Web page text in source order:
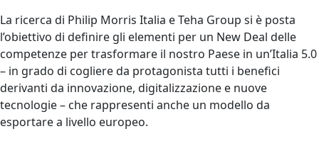
La ricerca di Philip Morris Italia e Teha Group si è posta
l’obiettivo di definire gli elementi per un New Deal delle
competenze per trasformare il nostro Paese in un’Italia 5.0
– in grado di cogliere da protagonista tutti i benefici
derivanti da innovazione, digitalizzazione e nuove
tecnologie – che rappresenti anche un modello da
esportare a livello europeo.